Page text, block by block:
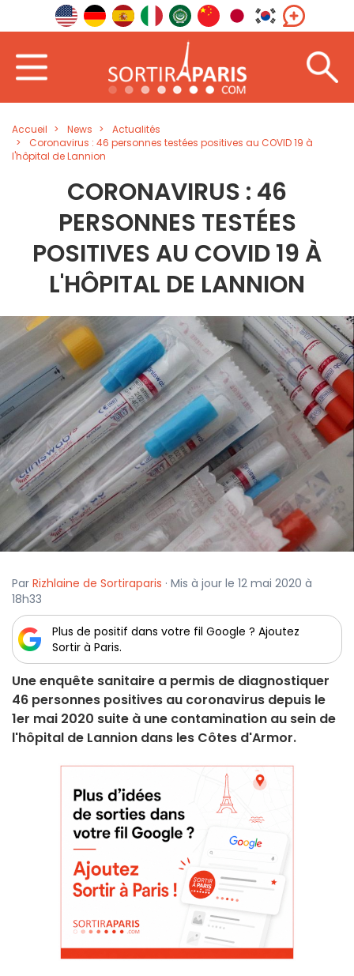
Accueil News
Actualités
Coronavirus : 46 personnes testées positives au COVID 19 à
l'hôpital de Lannion
CORONAVIRUS : 46
PERSONNES TESTÉES
POSITIVES AU COVID 19 À
L'HÔPITAL DE LANNION
Par Rizhlaine de Sortiraparis · Mis à jour le 12 mai 2020 à
18h33
Plus de positif dans votre fil Google ? Ajoutez
Sortir à Paris.
Une enquête sanitaire a permis de diagnostiquer
46 personnes positives au coronavirus depuis le
1er mai 2020 suite à une contamination au sein de
l'hôpital de Lannion dans les Côtes d'Armor.